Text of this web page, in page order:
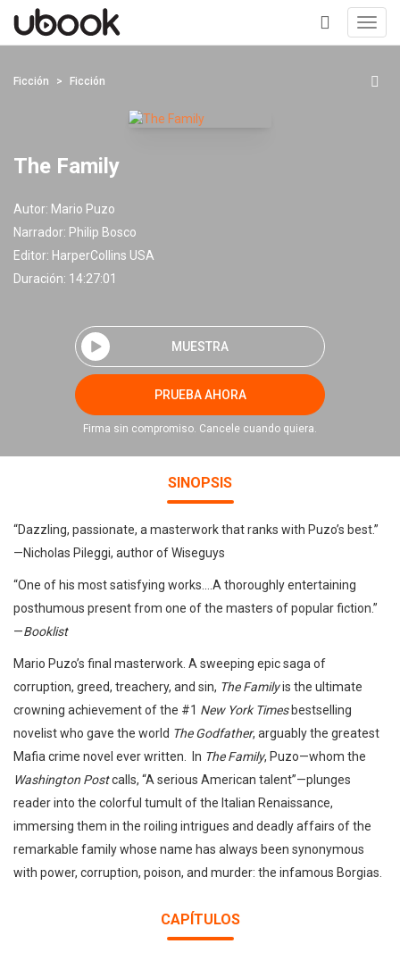
+
Ficción Ficción
The Family
Autor: Mario Puzo
Narrador: Philip Bosco
Editor: HarperCollins USA
Duración: 14:27:01
MUESTRA
PRUEBA AHORA
Firma sin compromiso. Cancele cuando quiera.
SINOPSIS
“Dazzling, passionate, a masterwork that ranks with Puzo’s best.”
—Nicholas Pileggi, author of Wiseguys
“One of his most satisfying works….A thoroughly entertaining
posthumous present from one of the masters of popular fiction.”
—Booklist
Mario Puzo’s final masterwork. A sweeping epic saga of
corruption, greed, treachery, and sin, The Familyis the ultimate
crowning achievement of the #1 New York Timesbestselling
novelist who gave the world The Godfather, arguably the greatest
Mafia crime novel ever written. In The Family, Puzo—whom the
Washington Postcalls, “A serious American talent”—plunges
reader into the colorful tumult of the Italian Renaissance,
immersing them in the roiling intrigues and deadly affairs of the
remarkable family whose name has always been synonymous
with power, corruption, poison, and murder: the infamous Borgias.
CAPÍTULOS